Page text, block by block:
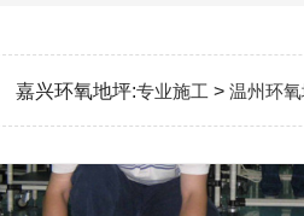
嘉兴环氧地坪:专业施工 > 温州环